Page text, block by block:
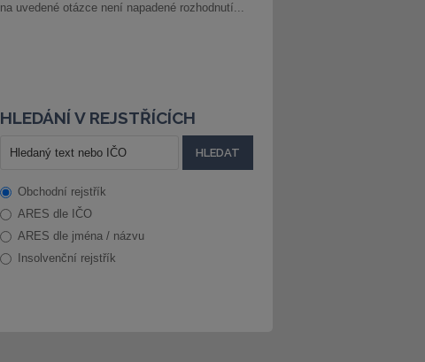
na uvedené otázce není napadené rozhodnutí...
HLEDÁNÍ V REJSTŘÍCÍCH
Obchodní rejstřík
ARES dle IČO
ARES dle jména / názvu
Insolvenční rejstřík